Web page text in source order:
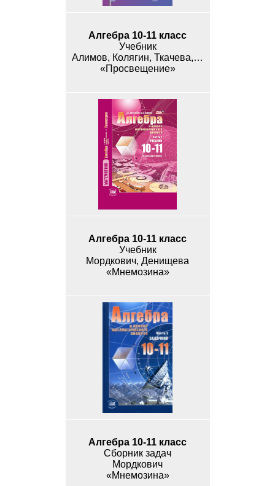
Алгебра 10-11 класс
Учебник
Алимов, Колягин, Ткачева, Федорова
«Просвещение»
Алгебра 10-11 класс
Учебник
Мордкович, Денищева
«Мнемозина»
Алгебра 10-11 класс
Сборник задач
Мордкович
«Мнемозина»